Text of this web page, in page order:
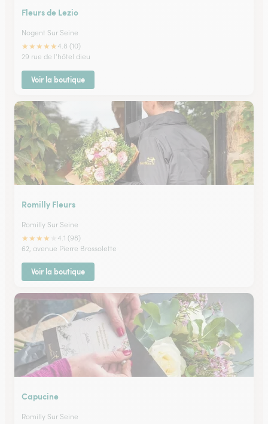
Fleurs de Lezio
Nogent Sur Seine
★★★★★4.8 (10)
29 rue de l'hôtel dieu
Voir la boutique
Romilly Fleurs
Romilly Sur Seine
★★★★
4.1 (98)
62, avenue Pierre Brossolette
Voir la boutique
Capucine
Romilly Sur Seine